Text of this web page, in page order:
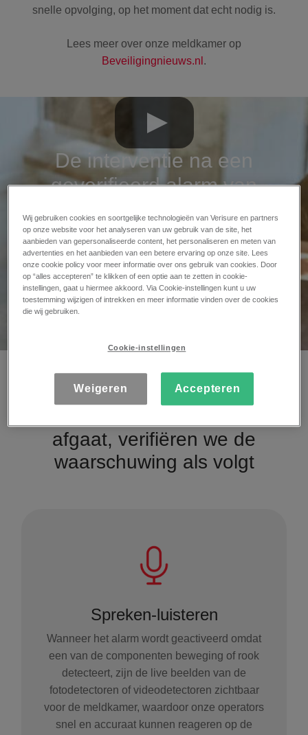
snelle opvolging, op het moment dat echt nodig is.
Lees meer over onze meldkamer op
Beveiligingnieuws.nl .
De interventie na een
geverifieerd alarm van
Verisure
Verificatie van alarm en onmiddellijke
melding aan de politie
afgaat, verifiëren we de
waarschuwing als volgt
Spreken-luisteren
Wanneer het alarm wordt geactiveerd omdat
een van de componenten beweging of rook
detecteert, zijn de live beelden van de
fotodetectoren of videodetectoren zichtbaar
voor de meldkamer, waardoor onze operators
snel en accuraat kunnen reageren op de
Wij gebruiken cookies en soortgelijke technologieën van Verisure en partners
op onze website voor het analyseren van uw gebruik van de site, het
aanbieden van gepersonaliseerde content, het personaliseren en meten van
advertenties en het aanbieden van een betere ervaring op onze site. Lees
onze cookie policy voor meer informatie over ons gebruik van cookies. Door
op “alles accepteren” te klikken of een optie aan te zetten in cookie-
instellingen, gaat u hiermee akkoord. Via Cookie-instellingen kunt u uw
toestemming wijzigen of intrekken en meer informatie vinden over de cookies
die wij gebruiken.
Cookie-instellingen
Weigeren Accepteren